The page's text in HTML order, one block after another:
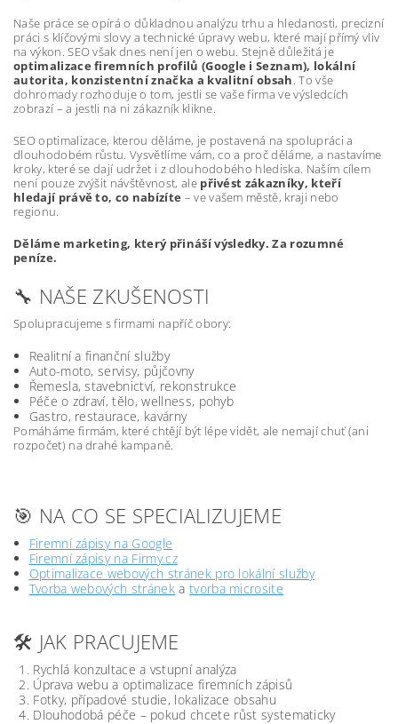
Naše práce se opírá o důkladnou analýzu trhu a hledanosti, precizní
práci s klíčovými slovy a technické úpravy webu, které mají přímý vliv
na výkon. SEO však dnes není jen o webu. Stejně důležitá je
optimalizace firemních profilů (Google i Seznam), lokální
autorita, konzistentní značka a kvalitní obsah. To vše
dohromady rozhoduje o tom, jestli se vaše firma ve výsledcích
zobrazí – a jestli na ni zákazník klikne.
SEO optimalizace, kterou děláme, je postavená na spolupráci a
dlouhodobém růstu. Vysvětlíme vám, co a proč děláme, a nastavíme
kroky, které se dají udržet i z dlouhodobého hlediska. Naším cílem
není pouze zvýšit návštěvnost, ale přivést zákazníky, kteří
hledají právě to, co nabízíte – ve vašem městě, kraji nebo
regionu.
Děláme marketing, který přináší výsledky. Za rozumné
peníze.
🔧 NAŠE ZKUŠENOSTI
Spolupracujeme s firmami napříč obory:
Realitní a finanční služby
Auto-moto, servisy, půjčovny
Řemesla, stavebnictví, rekonstrukce
Péče o zdraví, tělo, wellness, pohyb
Gastro, restaurace, kavárny
Pomáháme firmám, které chtějí být lépe vidět, ale nemají chuť (ani
rozpočet) na drahé kampaně.
🎯 NA CO SE SPECIALIZUJEME
Firemní zápisy na Google
Firemní zápisy na Firmy.cz
Optimalizace webových stránek pro lokální služby
Tvorba webových stráneka tvorba microsite
🛠️ JAK PRACUJEME
Rychlá konzultace a vstupní analýza
Úprava webu a optimalizace firemních zápisů
Fotky, případové studie, lokalizace obsahu
Dlouhodobá péče – pokud chcete růst systematicky